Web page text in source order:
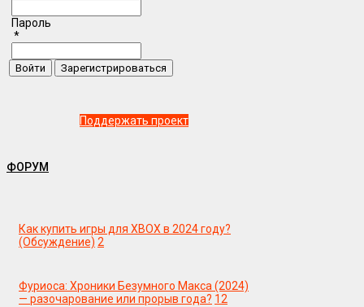
Пароль
*
Поддержать проект
ФОРУМ
Как купить игры для XBOX в 2024 году?
(Обсуждение) 2
Фуриоса: Хроники Безумного Макса (2024)
— разочарование или прорыв года? 12